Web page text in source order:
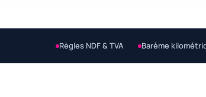
Règles NDF & TVA Barème